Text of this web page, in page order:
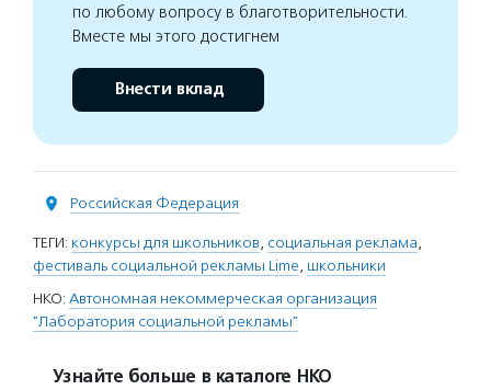
по любому вопросу в благотворительности.
Вместе мы этого достигнем
Внести вклад
Российская Федерация
ТЕГИ: конкурсы для школьников, социальная реклама,
фестиваль социальной рекламы Lime, школьники
НКО: Автономная некоммерческая организация
"Лаборатория социальной рекламы"
Узнайте больше в каталоге НКО